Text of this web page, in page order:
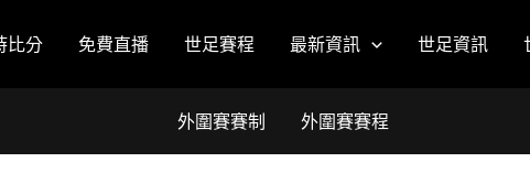
比分 免費直播 世足賽程 最新資訊 世足資訊
外圍賽賽制 外圍賽賽程